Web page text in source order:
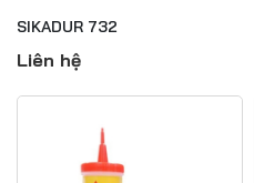
SIKADUR 732
Liên hệ